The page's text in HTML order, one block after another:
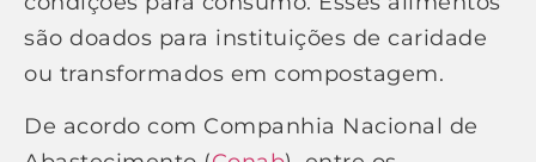
são doados para instituições de caridade
ou transformados em compostagem.
De acordo com Companhia Nacional de